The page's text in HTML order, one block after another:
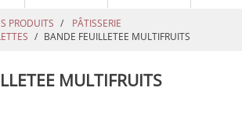
PRODUITS
PÂTISSERIE
BANDE FEUILLETEE MULTIFRUITS
MULTIFRUITS